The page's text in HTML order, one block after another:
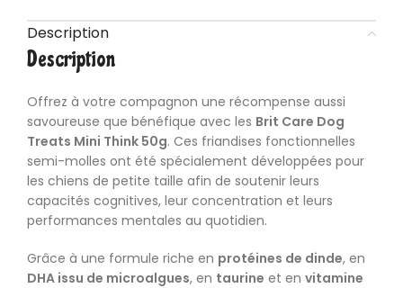
Description
Description
Offrez à votre compagnon une récompense aussi
savoureuse que bénéfique avec les Brit Care Dog
Treats Mini Think 50g. Ces friandises fonctionnelles
semi-molles ont été spécialement développées pour
les chiens de petite taille afin de soutenir leurs
capacités cognitives, leur concentration et leurs
performances mentales au quotidien.
Grâce à une formule riche en protéines de dinde, en
DHA issu de microalgues, en taurine et en vitamine